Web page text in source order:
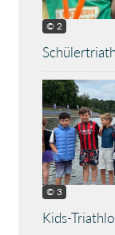
© 2
© 3
Kids-